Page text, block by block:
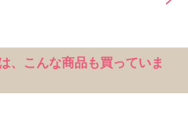
、こんな商品も買っていま